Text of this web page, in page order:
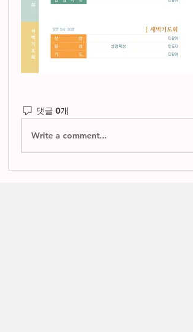
댓글 0개
Write a comment...